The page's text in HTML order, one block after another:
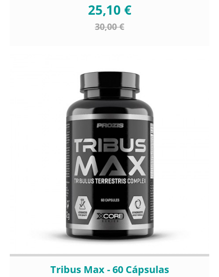
25,10 €
30,00 €
Tribus Max - 60 Cápsulas